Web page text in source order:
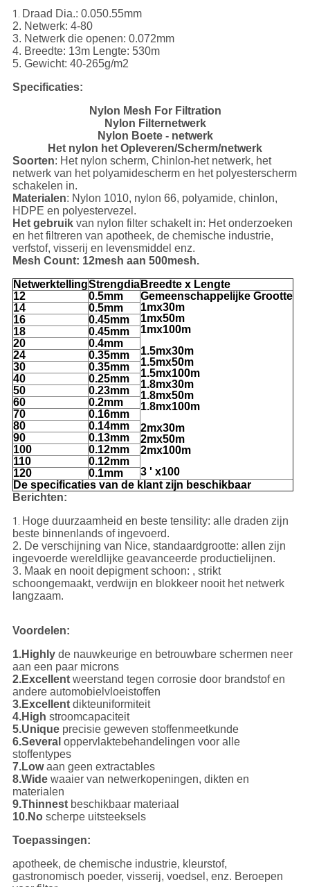
1. Draad Dia.: 0.050.55mm
2. Netwerk: 4-80
3. Netwerk die openen: 0.072mm
4. Breedte: 13m Lengte: 530m
5. Gewicht: 40-265g/m2
Specificaties:
Nylon Mesh For Filtration
Nylon Filternetwerk
Nylon Boete - netwerk
Het nylon het Opleveren/Scherm/netwerk
Soorten: Het nylon scherm, Chinlon-het netwerk, het
netwerk van het polyamidescherm en het polyesterscherm
schakelen in.
Materialen: Nylon 1010, nylon 66, polyamide, chinlon,
HDPE en polyestervezel.
Het gebruikvan nylon filter schakelt in: Het onderzoeken
en het filtreren van apotheek, de chemische industrie,
verfstof, visserij en levensmiddel enz.
Mesh Count: 12mesh aan 500mesh.
NetwerktellingStrengdia Breedte x Lengte
12
0.5mm
Gemeenschappelijke Grootte
1mx30m
1mx50m
1mx100m
1.5mx30m
1.5mx50m
1.5mx100m
1.8mx30m
1.8mx50m
1.8mx100m
2mx30m
2mx50m
2mx100m
3 ' x100
14
0.5mm
16
0.45mm
18
0.45mm
20
0.4mm
24
0.35mm
30
0.35mm
40
0.25mm
50
0.23mm
60
0.2mm
70
0.16mm
80
0.14mm
90
0.13mm
100
0.12mm
110
0.12mm
120
0.1mm
De specificaties van de klant zijn beschikbaar
Berichten:
1. Hoge duurzaamheid en beste tensility: alle draden zijn
beste binnenlands of ingevoerd.
2. De verschijning van Nice, standaardgrootte: allen zijn
ingevoerde wereldlijke geavanceerde productielijnen.
3. Maak en nooit depigment schoon: , strikt
schoongemaakt, verdwijn en blokkeer nooit het netwerk
langzaam.
Voordelen:
1.Highlyde nauwkeurige en betrouwbare schermen neer
aan een paar microns
2.Excellentweerstand tegen corrosie door brandstof en
andere automobielvloeistoffen
3.Excellentdikteuniformiteit
4.High stroomcapaciteit
5.Uniqueprecisie geweven stoffenmeetkunde
6.Several oppervlaktebehandelingen voor alle
stoffentypes
7.Lowaan geen extractables
8.Widewaaier van netwerkopeningen, dikten en
materialen
9.Thinnestbeschikbaar materiaal
10.Noscherpe uitsteeksels
Toepassingen:
apotheek, de chemische industrie, kleurstof,
gastronomisch poeder, visserij, voedsel, enz. Beroepen